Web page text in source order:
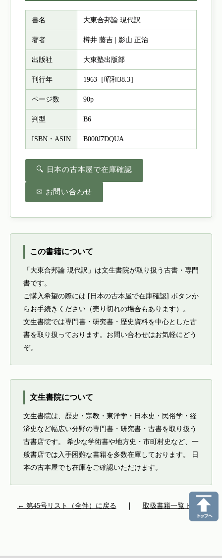
書名 大東合邦論 現代訳
著者 樽井 藤吉 | 影山 正治
出版社 大東塾出版部
刊行年 1963［昭和38.3］
ページ数 90p
判型 B6
ISBN・ASIN B000J7DQUA
🔍 日本の古本屋で在庫確認
✉ お問い合わせ
この書籍について
「大東合邦論 現代訳」は文生書院が取り扱う古書・専門
書です。
ご購入希望の際には [日本の古本屋で在庫確認] ボタンか
らお手続きください（売り切れの場合もあります）。
文生書院では専門書・研究書・歴史資料を中心とした古
書を取り扱っております。お問い合わせはお気軽にどう
ぞ。
文生書院について
文生書院は、歴史・宗教・東洋学・日本史・民俗学・経
済史など幅広い分野の専門書・研究書・古書を取り扱う
古書店です。 希少な学術書や地方史・市町村史など、一
般書店では入手困難な書籍を多数在庫しております。 日
本の古本屋でも在庫をご確認いただけます。
← 第45号リスト（全件）に戻る 取扱書籍一覧トップ